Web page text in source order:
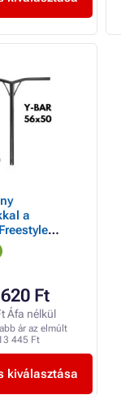
a
Ft
Áfa nélkül
ár az elmúlt
445 Ft
kiválasztása